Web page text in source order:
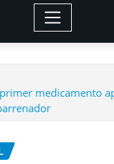
medicamento